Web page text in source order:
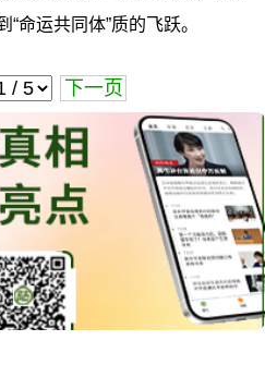
“命运共同体”质的飞跃。
下一页